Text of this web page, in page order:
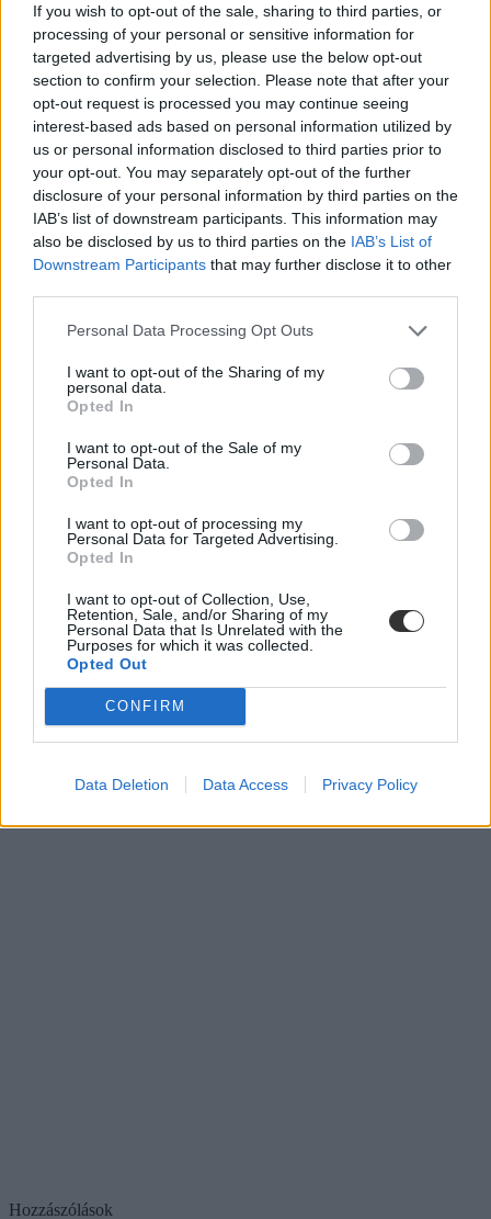
If you wish to opt-out of the sale, sharing to third parties, or
processing of your personal or sensitive information for
targeted advertising by us, please use the below opt-out
section to confirm your selection. Please note that after your
opt-out request is processed you may continue seeing
interest-based ads based on personal information utilized by
us or personal information disclosed to third parties prior to
your opt-out. You may separately opt-out of the further
disclosure of your personal information by third parties on the
IAB’s list of downstream participants. This information may
also be disclosed by us to third parties on the IAB’s List of
Downstream Participants that may further disclose it to other
Personal Data Processing Opt Outs
I want to opt-out of the Sharing of my
personal data.
Opted In
I want to opt-out of the Sale of my
Personal Data.
Opted In
I want to opt-out of processing my
Personal Data for Targeted Advertising.
Opted In
I want to opt-out of Collection, Use,
Retention, Sale, and/or Sharing of my
Personal Data that Is Unrelated with the
Purposes for which it was collected.
Opted Out
CONFIRM
Data Deletion Data Access Privacy Policy
ideiglenes lista
középiskolai felvételi 2024
Hozzászólások